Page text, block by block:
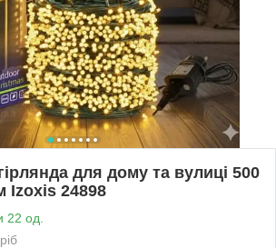
для дому та вулиці 500
Izoxis 24898
22 од.